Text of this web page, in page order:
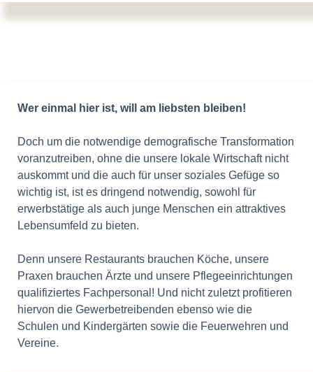
Wer einmal hier ist, will am liebsten bleiben!
Doch um die notwendige demografische Transformation
voranzutreiben, ohne die unsere lokale Wirtschaft nicht
auskommt und die auch für unser soziales Gefüge so
wichtig ist, ist es dringend notwendig, sowohl für
erwerbstätige als auch junge Menschen ein attraktives
Lebensumfeld zu bieten.
Denn unsere Restaurants brauchen Köche, unsere
Praxen brauchen Ärzte und unsere Pflegeeinrichtungen
qualifiziertes Fachpersonal! Und nicht zuletzt profitieren
hiervon die Gewerbetreibenden ebenso wie die
Schulen und Kindergärten sowie die Feuerwehren und
Vereine.